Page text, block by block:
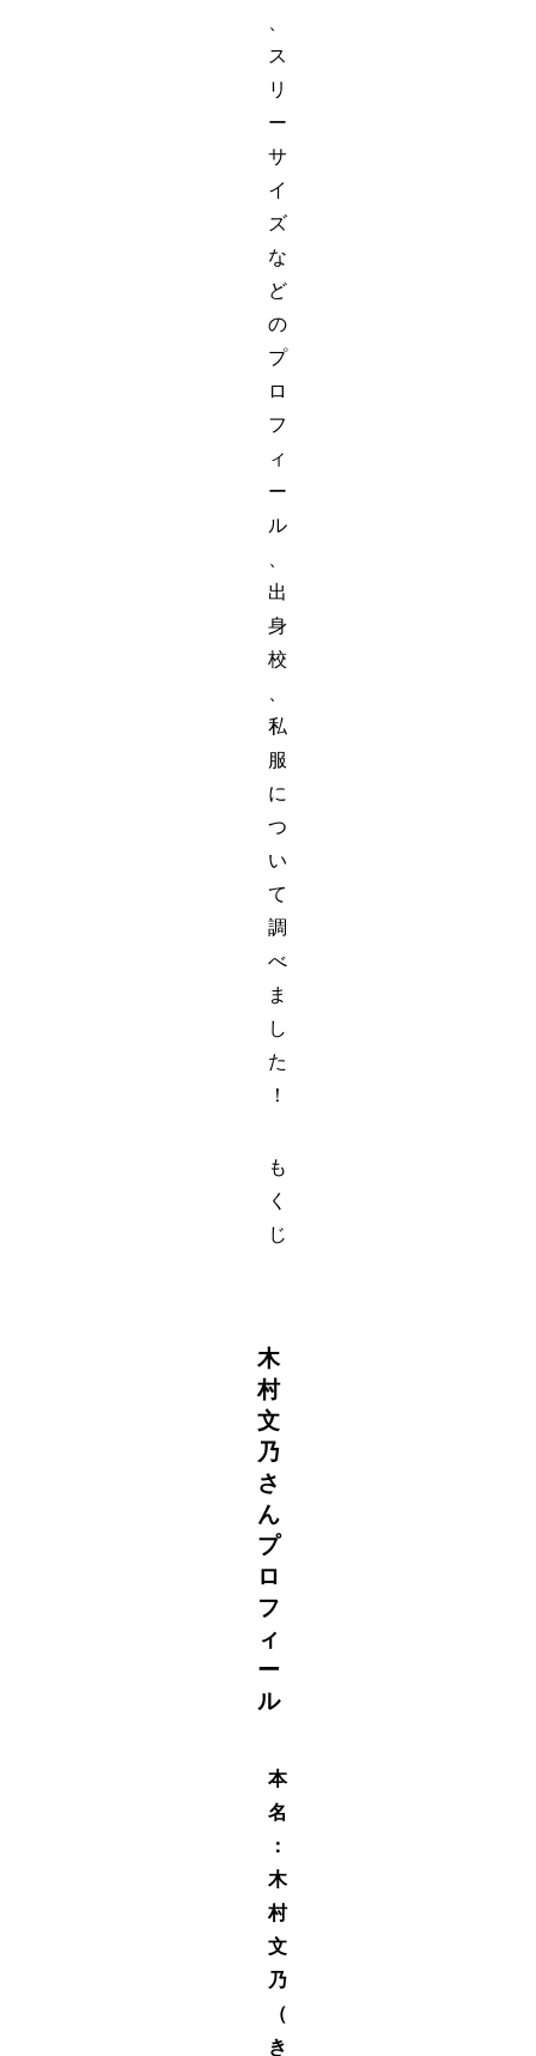
ス
リ
ー
サ
イ
ズ
な
ど
の
プ
ロ
フ
ィ
ー
ル
出
身
校
私
服
に
つ
い
て
調
べ
ま
し
た
！
も
く
じ
木
村
文
乃
さ
ん
プ
ロ
フ
ィ
ー
ル
本
名
：
木
村
文
乃
（
き